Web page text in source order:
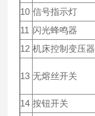
10 信号指示灯
11 闪光蜂鸣器
12 机床控制变压器
13 无熔丝开关
14 按钮开关